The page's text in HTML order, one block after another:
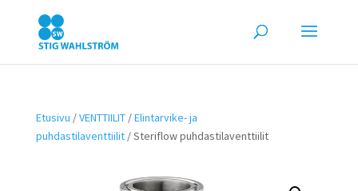
Etusivu /VENTTIILIT/Elintarvike- ja
puhdastilaventtiilit/ Steriflow puhdastilaventtiilit